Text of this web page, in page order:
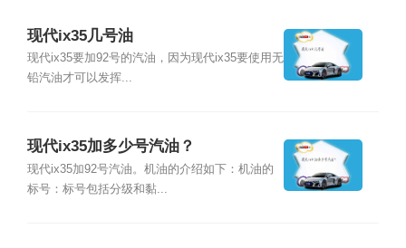
现代ix35几号油
现代ix35要加92号的汽油，因为现代ix35要使用无
铅汽油才可以发挥...
现代ix35加多少号汽油？
现代ix35加92号汽油。机油的介绍如下：机油的
标号：标号包括分级和黏...